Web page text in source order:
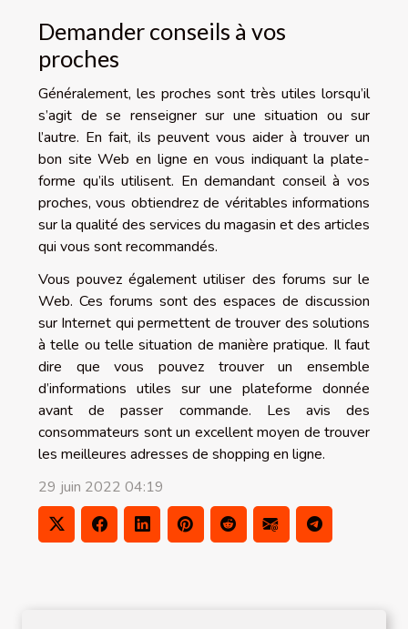
Demander conseils à vos
proches
Généralement, les proches sont très utiles lorsqu’il
s’agit de se renseigner sur une situation ou sur
l’autre. En fait, ils peuvent vous aider à trouver un
bon site Web en ligne en vous indiquant la plate-
forme qu’ils utilisent. En demandant conseil à vos
proches, vous obtiendrez de véritables informations
sur la qualité des services du magasin et des articles
qui vous sont recommandés.
Vous pouvez également utiliser des forums sur le
Web. Ces forums sont des espaces de discussion
sur Internet qui permettent de trouver des solutions
à telle ou telle situation de manière pratique. Il faut
dire que vous pouvez trouver un ensemble
d’informations utiles sur une plateforme donnée
avant de passer commande. Les avis des
consommateurs sont un excellent moyen de trouver
les meilleures adresses de shopping en ligne.
29 juin 2022 04:19